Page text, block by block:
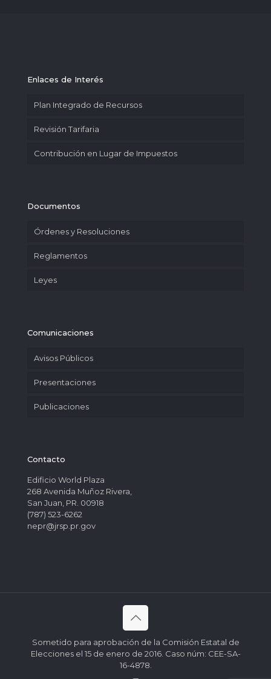
Enlaces de Interés
Plan Integrado de Recursos
Revisión Tarifaria
Contribución en Lugar de Impuestos
Documentos
Órdenes y Resoluciones
Reglamentos
Leyes
Comunicaciones
Avisos Públicos
Presentaciones
Publicaciones
Contacto
Edificio World Plaza
268 Avenida Muñoz Rivera,
San Juan, PR. 00918
(787) 523-6262
nepr@jrsp.pr.gov
Sometido para aprobación de la Comisión Estatal de
Elecciones el 15 de enero de 2016. Caso núm: CEE-SA-
16-4878.